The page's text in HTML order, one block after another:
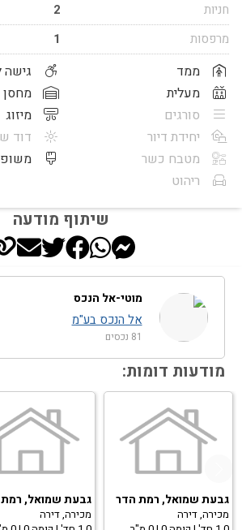
חניות
2
מרפסות
1
ממד
מעלית
סורגים
יחידת דיור
מטבח כשר
ריהוט
גישה
מחסן
מיזוג
דוד
שיתוף מודעה
מוטי-אל הנכס
אל הנכס בע"מ
81 נכסים
מודעות דומות:
גבעת שמואל, רמת הדר
מכירה, דירה
גבעת שמואל,
מכירה, דירה